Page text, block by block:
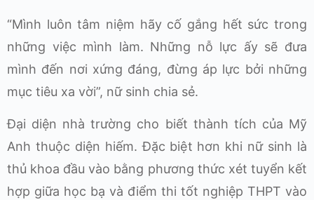
“Mình luôn tâm niệm hãy cố gắng hết sức trong
những việc mình làm. Những nỗ lực ấy sẽ đưa
mình đến nơi xứng đáng, đừng áp lực bởi những
mục tiêu xa vời”, nữ sinh chia sẻ.
Đại diện nhà trường cho biết thành tích của Mỹ
Anh thuộc diện hiếm. Đặc biệt hơn khi nữ sinh là
thủ khoa đầu vào bằng phương thức xét tuyển kết
hợp giữa học bạ và điểm thi tốt nghiệp THPT vào